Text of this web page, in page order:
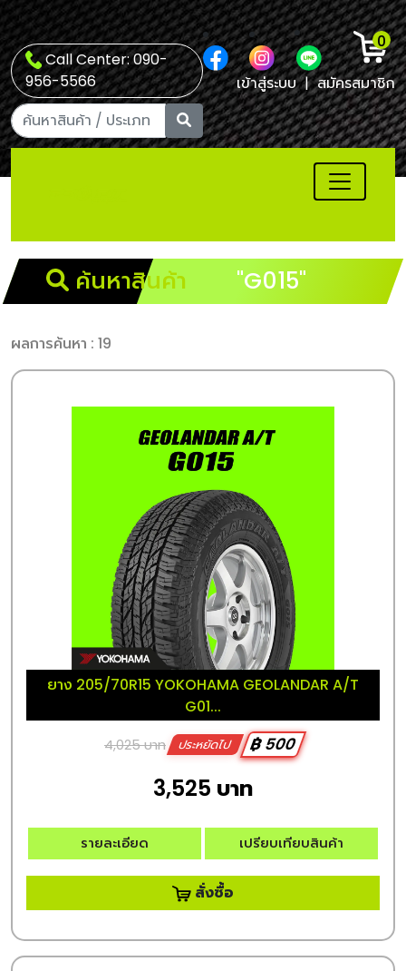
Call Center: 090-
956-5566
0
เข้าสู่ระบบ | สมัครสมาชิก
ค้นหาสินค้า "G015"
ผลการค้นหา : 19
ยาง 205/70R15 YOKOHAMA GEOLANDAR A/T
G01...
4,025 บาท ประหยัดไป ฿ 500
3,525 บาท
รายละเอียด เปรียบเทียบสินค้า
สั่งซื้อ